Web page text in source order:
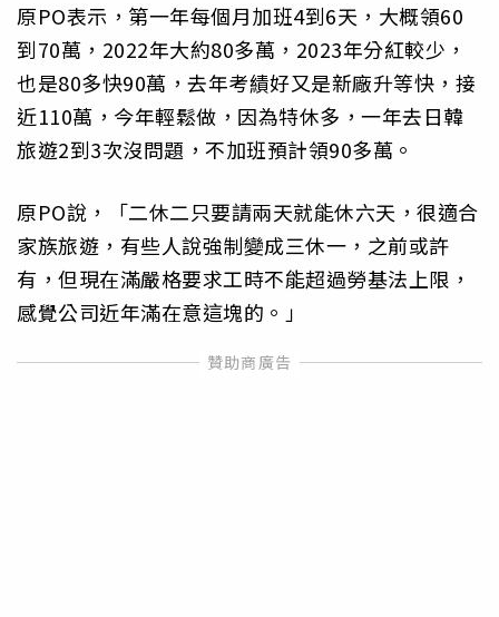
原PO表示，第一年每個月加班4到6天，大概領60
到70萬，2022年大約80多萬，2023年分紅較少，
也是80多快90萬，去年考績好又是新廠升等快，接
近110萬，今年輕鬆做，因為特休多，一年去日韓
旅遊2到3次沒問題，不加班預計領90多萬。
原PO說，「二休二只要請兩天就能休六天，很適合
家族旅遊，有些人說強制變成三休一，之前或許
有，但現在滿嚴格要求工時不能超過勞基法上限，
感覺公司近年滿在意這塊的。」